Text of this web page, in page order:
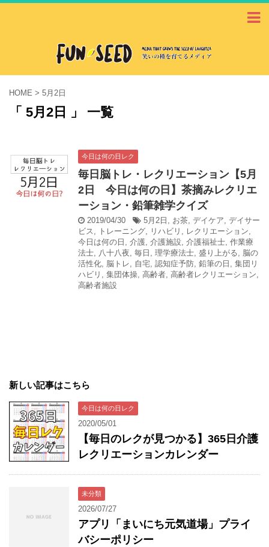
HOME > 5月2日
「 5月2日 」 一覧
今日は何の日レク
毎日脳トレ・レクリエーション【5月
2日 今日は何の日】茶摘みレクリエ
ーション・鉛筆雑学クイズ
2019/04/30 5月2日 , お茶, デイケア, デイサー
ビス, トレーニング, リハビリ , レクリエーション,
今日は何の日 , 介護, 介護施設, 介護福祉士, 作業療
法士, 八十八夜, 毎日 , 理学療法士, 盛り上がる, 脳の
活性化, 脳トレ, 自宅, 認知症予防, 鉛筆の日 , 集団リ
ハビリ , 集団体操, 高齢者, 高齢者レクリエーション,
高齢者施設
新しい記事はこちら
今日は何の日レク
2020/05/01
【毎日のレクが見つかる】365日介護
レクリエーションカレンダー
未分類
2026/07/27
アプリ「まいにち元気道場」プライ
バシーポリシー